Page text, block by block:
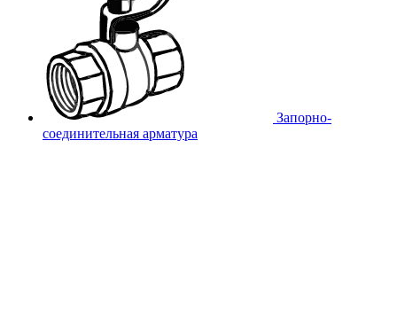
Запорно-
соединительная арматура